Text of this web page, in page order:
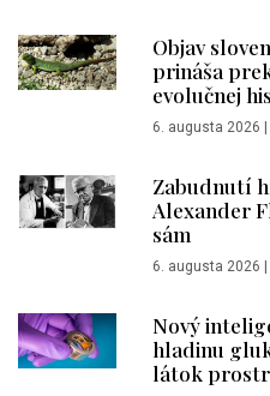
Objav
prináša
evolučnej
6. augusta 2026 |
Zabudnutí
Alexander
sám
6. augusta 2026 |
Nový
hladinu
látok